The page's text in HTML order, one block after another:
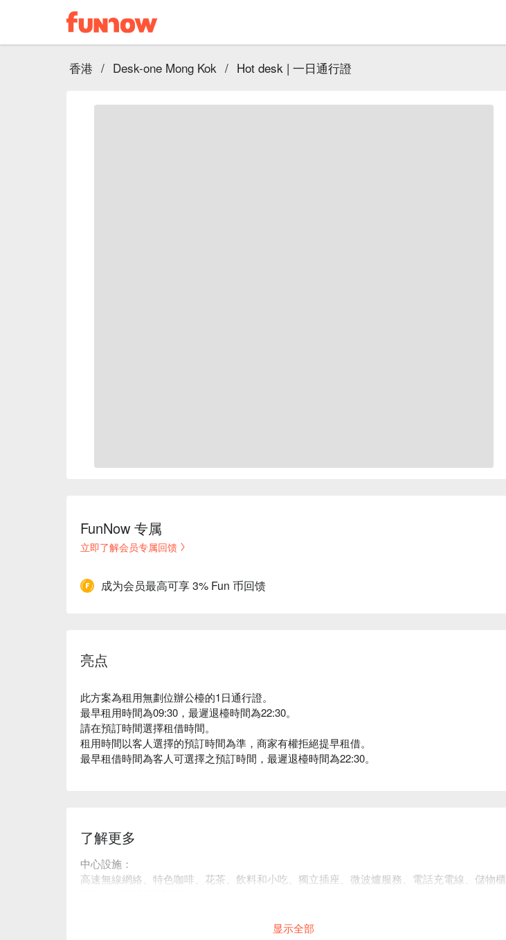
香港 / Desk-one Mong Kok / Hot desk | 一日通行證
FunNow 专属
立即了解会员专属回馈
成为会员最高可享 3% Fun 币回馈
亮点
此方案為租用無劃位辦公檯的1日通行證。
最早租用時間為09:30，最遲退檯時間為22:30。
請在預訂時間選擇租借時間。
租用時間以客人選擇的預訂時間為準，商家有權拒絕提早租借。
最早租借時間為客人可選擇之預訂時間，最遲退檯時間為22:30。
了解更多
中心設施：
高速無線網絡、特色咖啡、花茶、飲料和小吃、獨立插座、微波爐服務、電話充電線、儲物櫃
显示全部